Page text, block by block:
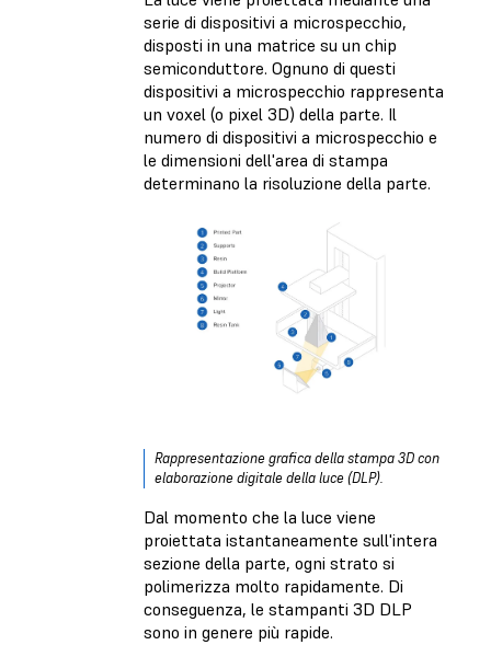
serie di dispositivi a microspecchio,
disposti in una matrice su un chip
semiconduttore. Ognuno di questi
dispositivi a microspecchio rappresenta
un voxel (o pixel 3D) della parte. Il
numero di dispositivi a microspecchio e
le dimensioni dell'area di stampa
determinano la risoluzione della parte.
Rappresentazione grafica della stampa 3D con
elaborazione digitale della luce (DLP).
Dal momento che la luce viene
proiettata istantaneamente sull'intera
sezione della parte, ogni strato si
polimerizza molto rapidamente. Di
conseguenza, le stampanti 3D DLP
sono in genere più rapide.